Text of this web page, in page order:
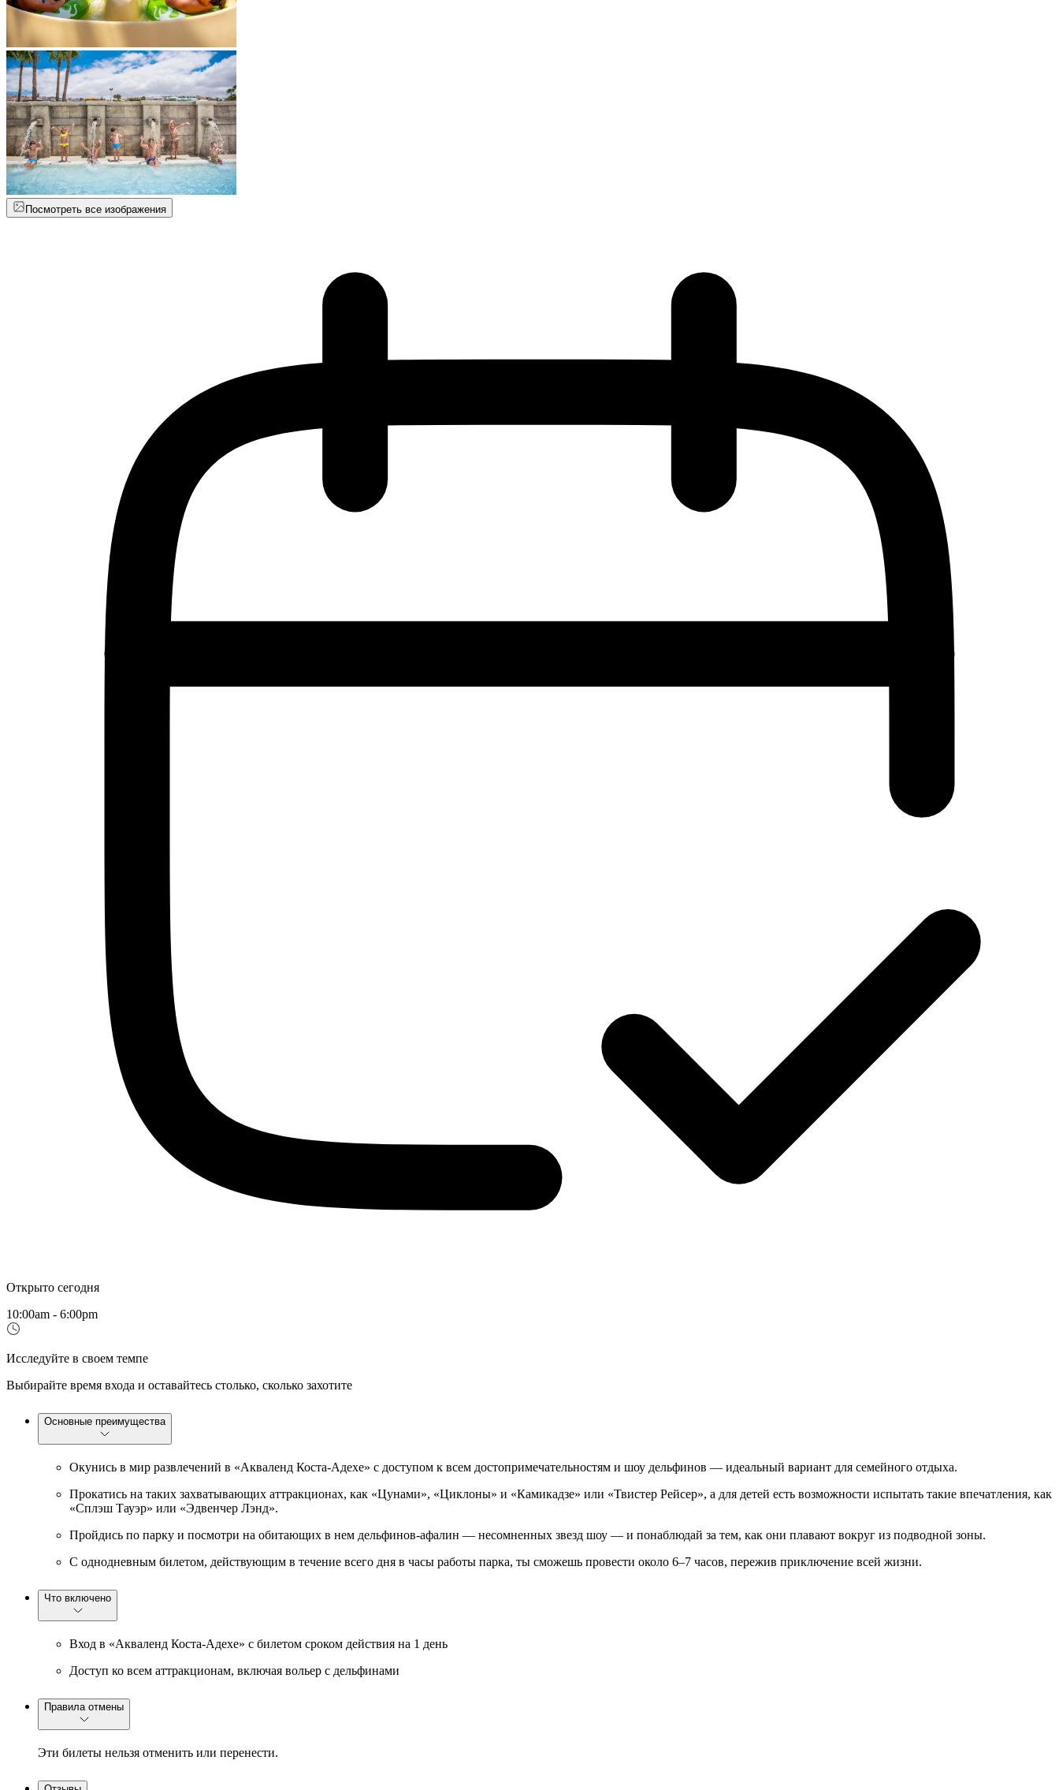
Посмотреть все изображения
Открыто сегодня
10:00am - 6:00pm
Исследуйте в своем темпе
Выбирайте время входа и оставайтесь столько, сколько захотите
Основные преимущества
Окунись в мир развлечений в «Акваленд Коста-Адехе» с доступом к всем достопримечательностям и шоу дельфинов — идеальный вариант для семейного отдыха.
Прокатись на таких захватывающих аттракционах, как «Цунами», «Циклоны» и «Камикадзе» или «Твистер Рейсер», а для детей есть возможности испытать такие впечатления, как
«Сплэш Тауэр» или «Эдвенчер Лэнд».
Пройдись по парку и посмотри на обитающих в нем дельфинов-афалин — несомненных звезд шоу — и понаблюдай за тем, как они плавают вокруг из подводной зоны.
С однодневным билетом, действующим в течение всего дня в часы работы парка, ты сможешь провести около 6–7 часов, пережив приключение всей жизни.
Что включено
Вход в «Акваленд Коста-Адехе» с билетом сроком действия на 1 день
Доступ ко всем аттракционам, включая вольер с дельфинами
Правила отмены
Эти билеты нельзя отменить или перенести.